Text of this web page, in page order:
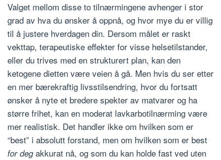
Valget mellom disse to tilnærmingene avhenger i stor
grad av hva du ønsker å oppnå, og hvor mye du er villig
til å justere hverdagen din. Dersom målet er raskt
vekttap, terapeutiske effekter for visse helsetilstander,
eller du trives med en strukturert plan, kan den
ketogene dietten være veien å gå. Men hvis du ser etter
en mer bærekraftig livsstilsendring, hvor du fortsatt
ønsker å nyte et bredere spekter av matvarer og ha
større frihet, kan en moderat lavkarbotilnærming være
mer realistisk. Det handler ikke om hvilken som er
“best” i absolutt forstand, men om hvilken som er best
for degakkurat nå, og som du kan holde fast ved uten